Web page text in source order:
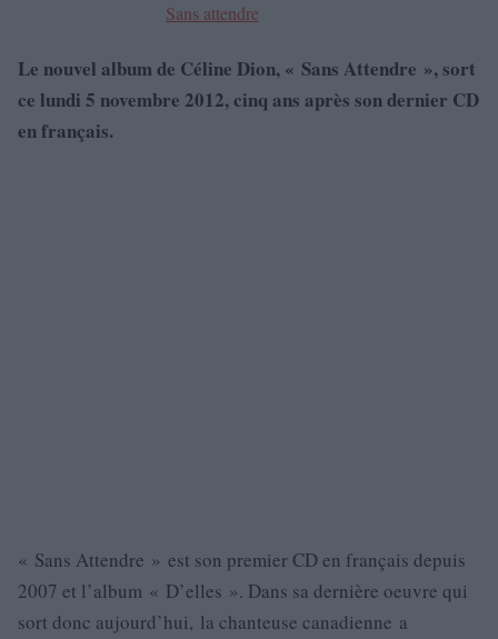
Le nouvel album de Céline Dion, « Sans Attendre », sort
ce lundi 5 novembre 2012, cinq ans après son dernier CD
en français.
« Sans Attendre » est son premier CD en français depuis
2007 et l’album « D’elles ». Dans sa dernière oeuvre qui
sort donc aujourd’hui, la chanteuse canadienne a